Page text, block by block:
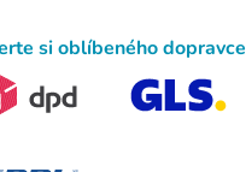
si oblíbeného dopravce